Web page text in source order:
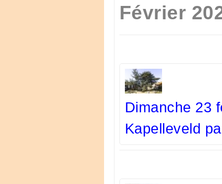
Février
Dimanche 23
Kapelleveld